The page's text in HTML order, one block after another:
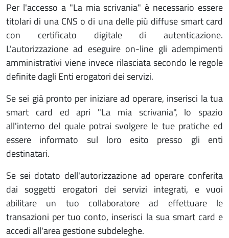
Per l'accesso a "La mia scrivania" è necessario essere
titolari di una CNS o di una delle più diffuse smart card
con certificato digitale di autenticazione.
L'autorizzazione ad eseguire on-line gli adempimenti
amministrativi viene invece rilasciata secondo le regole
definite dagli Enti erogatori dei servizi.
Se sei già pronto per iniziare ad operare, inserisci la tua
smart card ed apri "La mia scrivania", lo spazio
all'interno del quale potrai svolgere le tue pratiche ed
essere informato sul loro esito presso gli enti
destinatari.
Se sei dotato dell'autorizzazione ad operare conferita
dai soggetti erogatori dei servizi integrati, e vuoi
abilitare un tuo collaboratore ad effettuare le
transazioni per tuo conto, inserisci la sua smart card e
accedi all'area gestione subdeleghe.